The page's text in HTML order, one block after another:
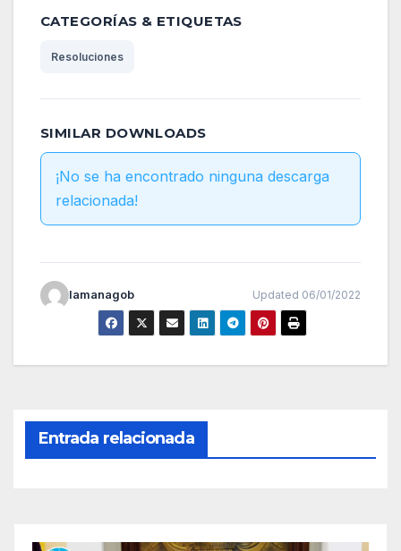
CATEGORÍAS & ETIQUETAS
Resoluciones
SIMILAR DOWNLOADS
¡No se ha encontrado ninguna descarga
relacionada!
lamanagob Updated 06/01/2022
Entrada relacionada